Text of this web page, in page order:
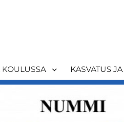
KOULUSSA KASVATUS